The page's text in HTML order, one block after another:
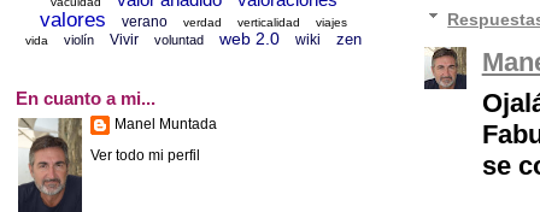
se
valores verano verdad verticalidad
viajes
vida
violín Vivir voluntad web 2.0 wiki zen
En cuanto a mi...
Manel Muntada
Ver todo mi perfil